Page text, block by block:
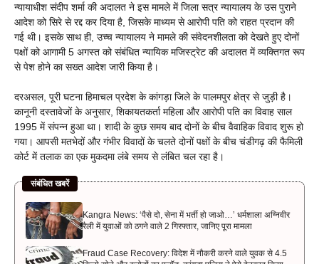
न्यायाधीश संदीप शर्मा की अदालत ने इस मामले में जिला सत्र न्यायालय के उस पुराने
आदेश को सिरे से रद्द कर दिया है, जिसके माध्यम से आरोपी पति को राहत प्रदान की
गई थी। इसके साथ ही, उच्च न्यायालय ने मामले की संवेदनशीलता को देखते हुए दोनों
पक्षों को आगामी 5 अगस्त को संबंधित न्यायिक मजिस्ट्रेट की अदालत में व्यक्तिगत रूप
से पेश होने का सख्त आदेश जारी किया है।
दरअसल, पूरी घटना हिमाचल प्रदेश के कांगड़ा जिले के पालमपुर क्षेत्र से जुड़ी है।
कानूनी दस्तावेजों के अनुसार, शिकायतकर्ता महिला और आरोपी पति का विवाह साल
1995 में संपन्न हुआ था। शादी के कुछ समय बाद दोनों के बीच वैवाहिक विवाद शुरू हो
गया। आपसी मतभेदों और गंभीर विवादों के चलते दोनों पक्षों के बीच चंडीगढ़ की फैमिली
कोर्ट में तलाक का एक मुकदमा लंबे समय से लंबित चल रहा है।
संबंधित खबरें
Kangra News: ‘पैसे दो, सेना में भर्ती हो जाओ…’ धर्मशाला अग्निवीर
रैली में युवाओं को ठगने वाले 2 गिरफ्तार, जानिए पूरा मामला
Fraud Case Recovery: विदेश में नौकरी करने वाले युवक से 4.5